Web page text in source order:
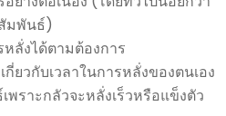
มพันธ์)
ลั่งได้ตามต้องการ
ยวกับเวลาในการหลั่งของตนเอง
พราะกลัวจะหลั่งเร็วหรือแข็งตัว